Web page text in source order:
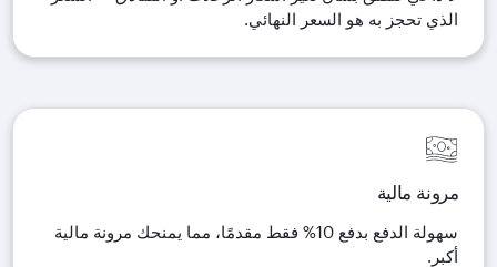
الذي تحجز به هو السعر النهائي.
مرونة مالية
سهولة الدفع بدفع 10% فقط مقدمًا، مما يمنحك مرونة مالية
أكبر